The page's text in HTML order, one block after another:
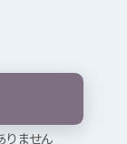
りません